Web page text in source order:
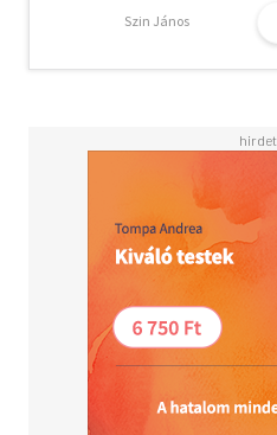
Szin János